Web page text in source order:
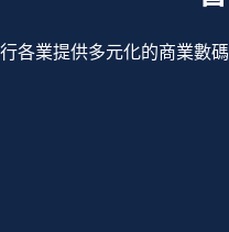
各業提供多元化的商業數